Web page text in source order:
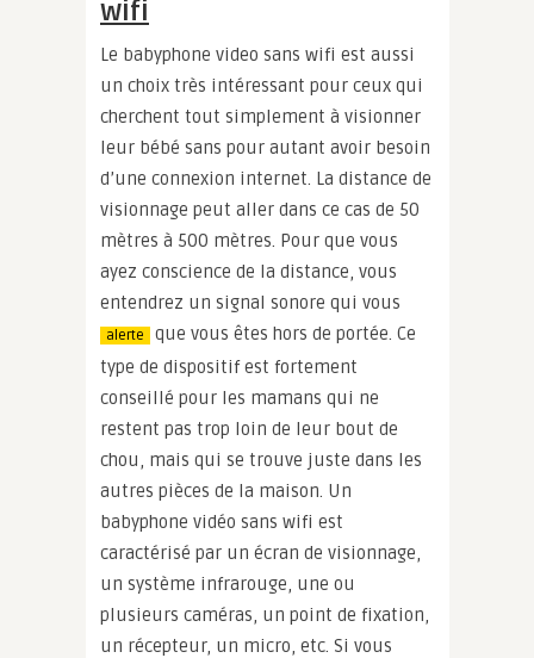
wifi
Le babyphone video sans wifi est aussi
un choix très intéressant pour ceux qui
cherchent tout simplement à visionner
leur bébé sans pour autant avoir besoin
d’une connexion internet. La distance de
visionnage peut aller dans ce cas de 50
mètres à 500 mètres. Pour que vous
ayez conscience de la distance, vous
entendrez un signal sonore qui vous
alerte
que vous êtes hors de portée. Ce
type de dispositif est fortement
conseillé pour les mamans qui ne
restent pas trop loin de leur bout de
chou, mais qui se trouve juste dans les
autres pièces de la maison. Un
babyphone vidéo sans wifi est
caractérisé par un écran de visionnage,
un système infrarouge, une ou
plusieurs caméras, un point de fixation,
un récepteur, un micro, etc. Si vous